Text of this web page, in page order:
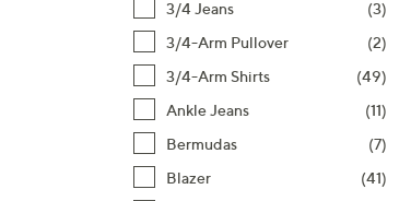
3/4 Jeans
(3)
3/4-Arm Pullover
(2)
3/4-Arm Shirts
(49)
Ankle Jeans
(11)
Bermudas
(7)
Blazer
(41)